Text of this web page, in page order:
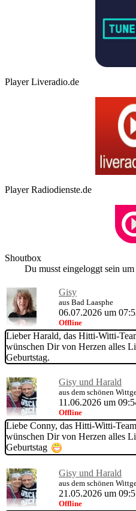
Player Liveradio.de
Player Radiodienste.de
Shoutbox
Du musst eingeloggt sein
Gisy
aus Bad Laasphe
06.07.2026 um
Offline
Lieber Harald, das Hitti-Witti-
wünschen Dir von Herzen alles
Geburtstag.
Gisy und Harald
aus dem schönen
11.06.2026 um
Offline
Liebe Conny, das Hitti-Witti-
wünschen Dir von Herzen alles
Geburtstag
Gisy und Harald
aus dem schönen
21.05.2026 um
Offline